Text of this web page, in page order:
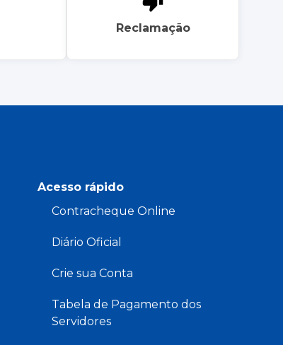
Reclamação
Acesso rápido
Contracheque Online
Diário Oficial
Crie sua Conta
Tabela de Pagamento dos
Servidores